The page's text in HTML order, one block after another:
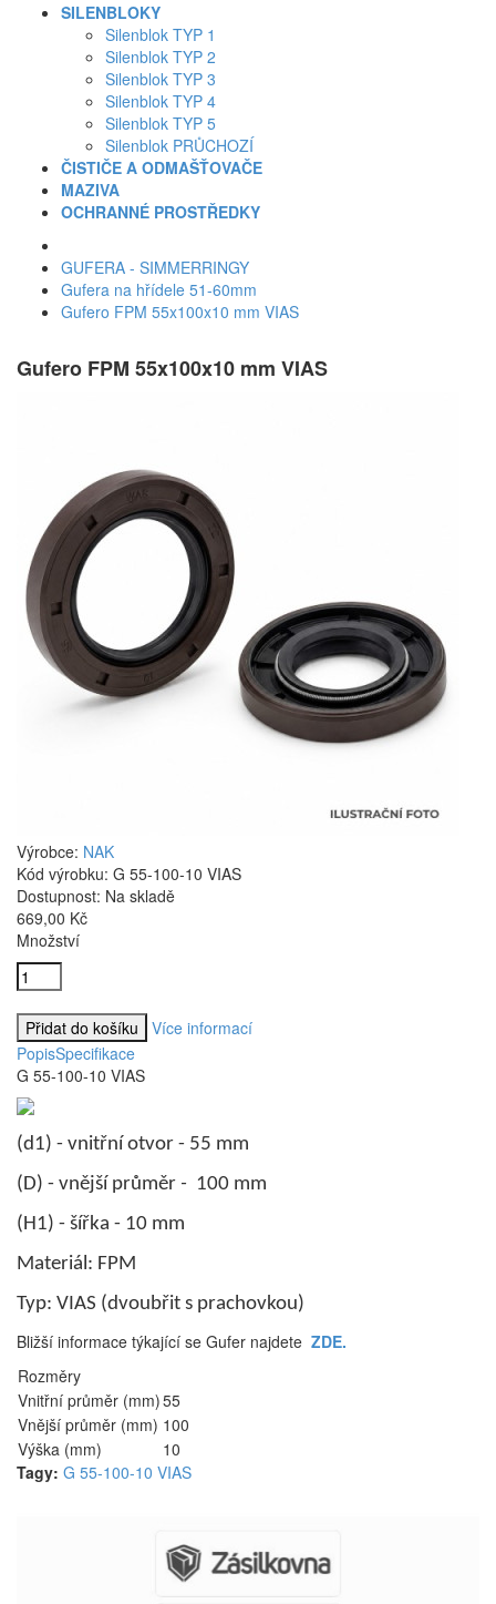
SILENBLOKY
Silenblok TYP 1
Silenblok TYP 2
Silenblok TYP 3
Silenblok TYP 4
Silenblok TYP 5
Silenblok PRŮCHOZÍ
ČISTIČE A ODMAŠŤOVAČE
MAZIVA
OCHRANNÉ PROSTŘEDKY
GUFERA - SIMMERRINGY
Gufera na hřídele 51-60mm
Gufero FPM 55x100x10 mm VIAS
Gufero FPM 55x100x10 mm VIAS
Výrobce: NAK
Kód výrobku: G 55-100-10 VIAS
Dostupnost: Na skladě
669,00 Kč
Množství
Více informací
PopisSpecifikace
G 55-100-10 VIAS
(d1) - vnitřní otvor - 55 mm
(D) - vnější průměr - 100 mm
(H1) - šířka - 10 mm
Materiál: FPM
Typ: VIAS (dvoubřit s prachovkou)
Bližší informace týkající se Gufer najdete ZDE.
Rozměry
Vnitřní průměr (mm)55
Vnější průměr (mm) 100
Výška (mm)
10
Tagy: G 55-100-10 VIAS